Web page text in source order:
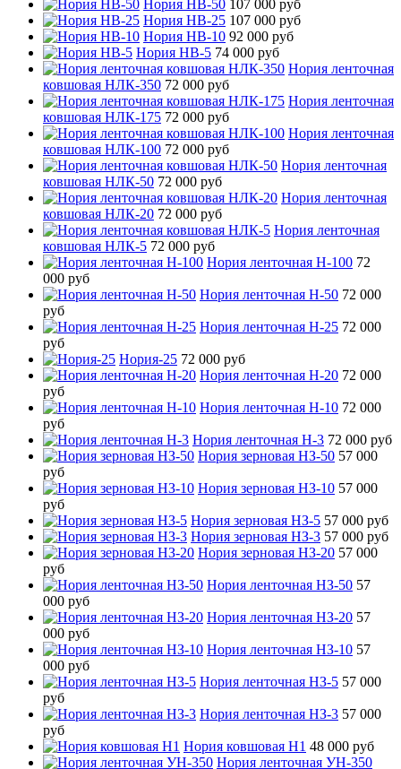
Нория НВ-50 107 000 руб
Нория НВ-25 107 000 руб
Нория НВ-10 92 000 руб
Нория НВ-5 74 000 руб
Нория ленточная
ковшовая НЛК-350 72 000 руб
Нория ленточная
ковшовая НЛК-175 72 000 руб
Нория ленточная
ковшовая НЛК-100 72 000 руб
Нория ленточная
ковшовая НЛК-50 72 000 руб
Нория ленточная
ковшовая НЛК-20 72 000 руб
Нория ленточная
ковшовая НЛК-5 72 000 руб
Нория ленточная Н-100 72
000 руб
Нория ленточная Н-50 72 000
руб
Нория ленточная Н-25 72 000
руб
Нория-25 72 000 руб
Нория ленточная Н-20 72 000
руб
Нория ленточная Н-10 72 000
руб
Нория ленточная Н-3 72 000 руб
Нория зерновая НЗ-50 57 000
руб
Нория зерновая НЗ-10 57 000
руб
Нория зерновая НЗ-5 57 000 руб
Нория зерновая НЗ-3 57 000 руб
Нория зерновая НЗ-20 57 000
руб
Нория ленточная НЗ-50 57
000 руб
Нория ленточная НЗ-20 57
000 руб
Нория ленточная НЗ-10 57
000 руб
Нория ленточная НЗ-5 57 000
руб
Нория ленточная НЗ-3 57 000
руб
Нория ковшовая Н1 48 000 руб
Нория ленточная УН-350